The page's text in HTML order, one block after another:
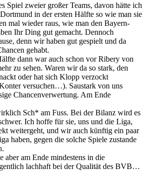
Spiel zweier großer Teams, davon hätte ich
in der ersten Hälfte so wie man sie
mal wieder raus, wie man den Bayern-
Ihr Ding gut gemacht. Dennoch
denn wir haben gut gespielt und da
gehabt.
dann war auch schon vor Ribery von
zu sehen. Waren wir da so stark, den
oder hat sich Klopp verzockt
versuchen…). Saustark von uns
Chancenverwertung. Am Ende
Sch* am Fuss. Bei der Bilanz wird es
Ich hoffe für sie, uns und die Liga,
weitergeht, und wir auch künftig ein paar
haben, gegen die solche Spiele zustande
aber am Ende mindestens in die
lachhaft bei der Qualität des BVB…